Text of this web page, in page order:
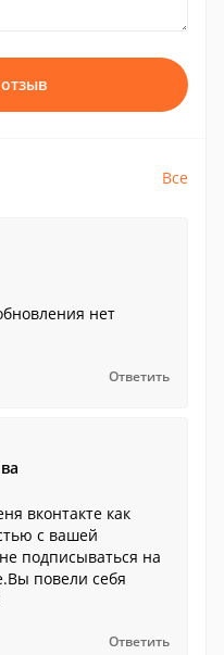
Все
нет
Ответить
вконтакте как
с вашей
подписываться на
повели себя
Ответить